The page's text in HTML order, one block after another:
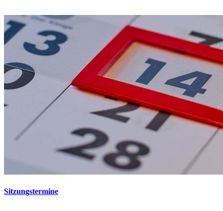
Sitzungstermine